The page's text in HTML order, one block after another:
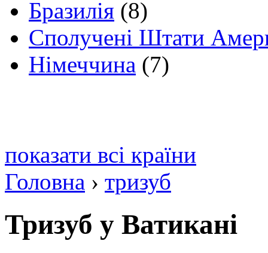
Бразилія (8)
Сполучені Штати
Німеччина (7)
показати всі країни
Головна › тризуб
Тризуб у Ватикані